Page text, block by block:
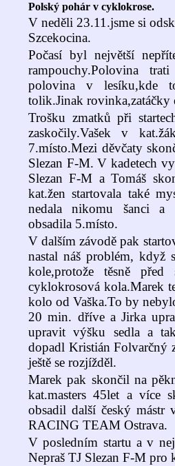
Polský pohár v cyklokrose.
V neděli 23.11.jsme si
Szcekocina.
Počasí byl největší
rampouchy.Polovina
polovina v lesíku,kde
tolik.Jinak rovinka,zatáčky
Trošku zmatků při
zaskočily.Vašek v
7.místo.Mezi děvčaty
Slezan F-M. V kadetech
Slezan F-M a Tomáš
kat.žen startovala také
nedala nikomu šanci a
obsadila 5.místo.
V dalším závodě pak
nastal náš problém, když
kole,protože těsně
cyklokrosová kola.Marek
kolo od Vaška.To by
20 min. dříve a Jirka
upravit výšku sedla a
dopadl Kristián Folvarčný
ještě se rozjížděl.
Marek pak skončil na
kat.masters 45let a více
obsadil další český
RACING TEAM Ostrava.
V posledním startu a v
Nepraš TJ Slezan F-M pro